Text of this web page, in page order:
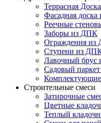
Террасная
Фасадная
Реечные
Заборы из ДПК
Ограждения
Ступени из
Лавочный брус
Садовый
Комплектующие
Строительные смеси
Затирочные
Цветные
Теплый